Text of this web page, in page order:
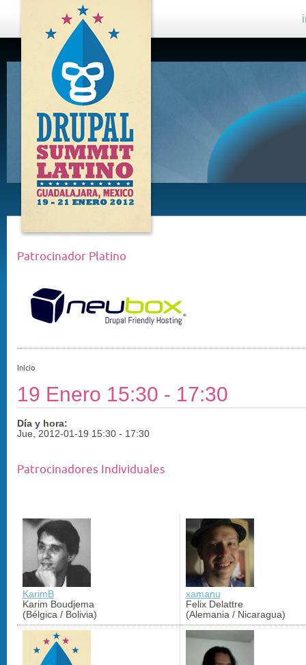
DRUPAL
SUMMIT
LATINO,
GUADALAJARA
2012
Patrocinador Platino
Inicio
19 Enero 15:30 - 17:30
Día y hora:
Jue, 2012-01-19 15:30 - 17:30
Patrocinadores Individuales
KarimB
Karim Boudjema
(Bélgica / Bolivia)
xamanu
Felix Delattre
(Alemania / Nicaragua)